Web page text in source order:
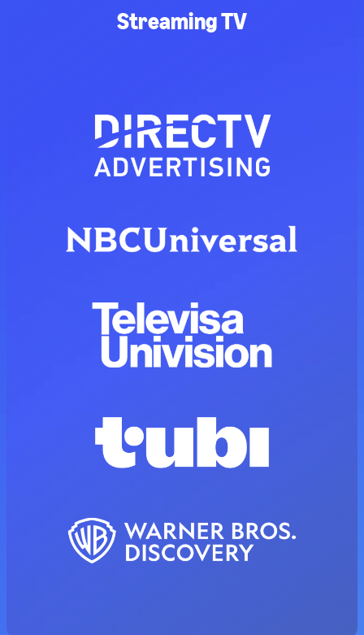
Streaming TV